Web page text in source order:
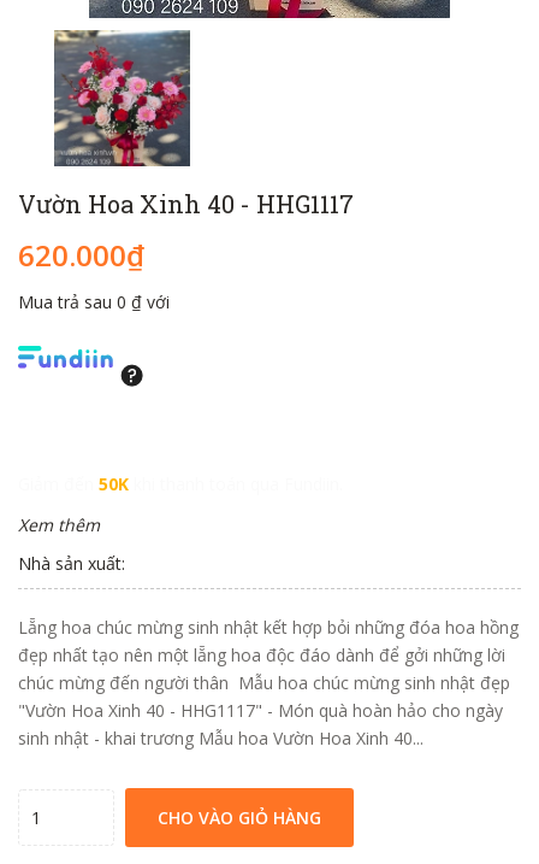
Vườn Hoa Xinh 40 - HHG1117
620.000₫
Mua trả sau 0 ₫ với
50K
Xem thêm
Nhà sản xuất:
Lẵng hoa chúc mừng sinh nhật kết hợp bỏi những đóa hoa hồng
đẹp nhất tạo nên một lẵng hoa độc đáo dành để gởi những lời
chúc mừng đến người thân Mẫu hoa chúc mừng sinh nhật đẹp
"Vườn Hoa Xinh 40 - HHG1117" - Món quà hoàn hảo cho ngày
sinh nhật - khai trương Mẫu hoa Vườn Hoa Xinh 40...
CHO VÀO GIỎ HÀNG